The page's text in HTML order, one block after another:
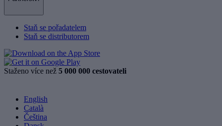
Staň se pořadatelem
Staň se distributorem
Staženo více než 5 000 000 cestovateli
English
Català
Čeština